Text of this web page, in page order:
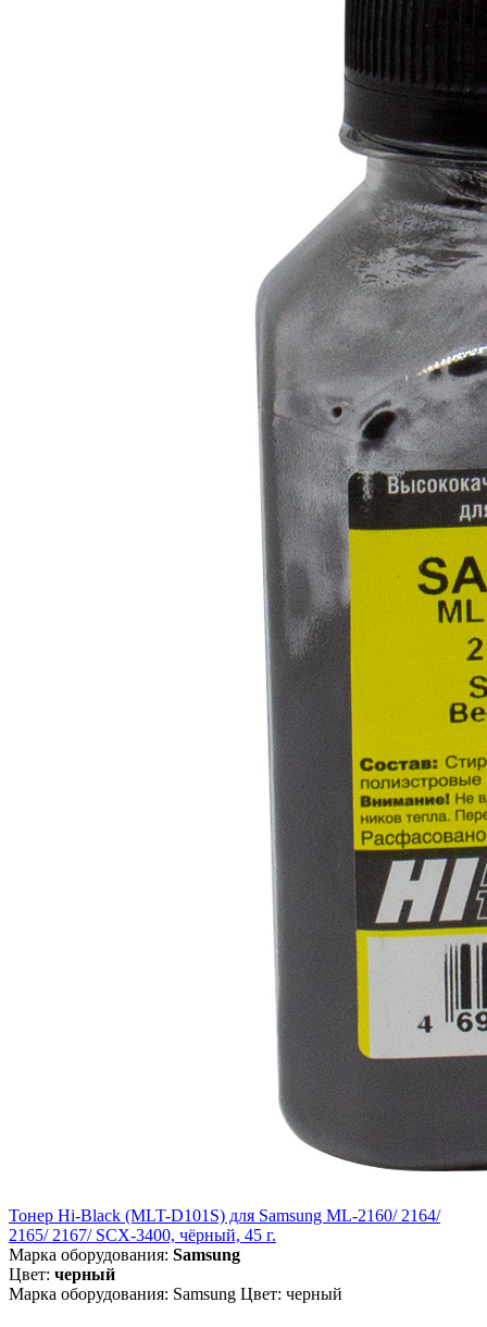
Тонер Hi-Black (MLT-D101S) для Samsung ML-2160/ 2164/
2165/ 2167/ SCX-3400, чёрный, 45 г.
Марка оборудования: Samsung
Цвет: черный
Марка оборудования: Samsung Цвет: черный